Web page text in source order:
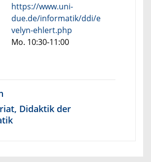
https://www.uni-
due.de/informatik/ddi/e
velyn-ehlert.php
Mo. 10:30-11:00
Didaktik der